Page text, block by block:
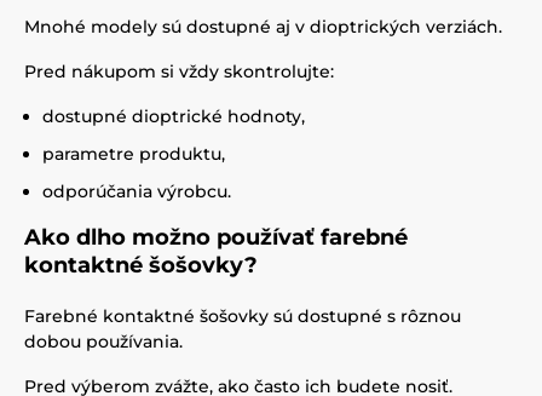
Mnohé modely sú dostupné aj v dioptrických verziách.
Pred nákupom si vždy skontrolujte:
dostupné dioptrické hodnoty,
parametre produktu,
odporúčania výrobcu.
Ako dlho možno používať farebné
kontaktné šošovky?
Farebné kontaktné šošovky sú dostupné s rôznou
dobou používania.
Pred výberom zvážte, ako často ich budete nosiť.